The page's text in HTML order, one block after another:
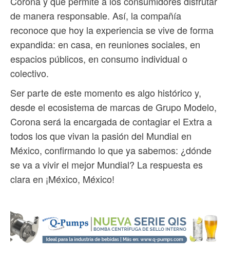
de manera responsable. Así, la compañía
reconoce que hoy la experiencia se vive de forma
expandida: en casa, en reuniones sociales, en
espacios públicos, en consumo individual o
colectivo.
Ser parte de este momento es algo histórico y,
desde el ecosistema de marcas de Grupo Modelo,
Corona será la encargada de contagiar el Extra a
todos los que vivan la pasión del Mundial en
México, confirmando lo que ya sabemos: ¿dónde
se va a vivir el mejor Mundial? La respuesta es
clara en ¡México, México!